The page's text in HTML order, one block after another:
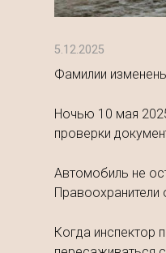
5.12.2025
Фамилии
Ночью 10 мая
проверки
Автомобиль не
Правоохранители
Когда инспектор